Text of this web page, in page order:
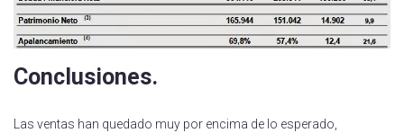
Conclusiones.
Las ventas han quedado muy por encima de lo esperado,